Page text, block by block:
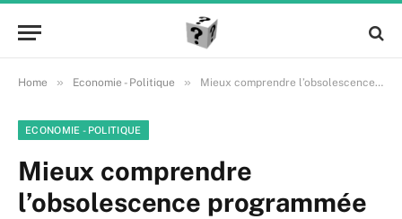
Home » Economie - Politique » Mieux comprendre l’obsolescence programmée
ECONOMIE - POLITIQUE
Mieux comprendre
l’obsolescence programmée